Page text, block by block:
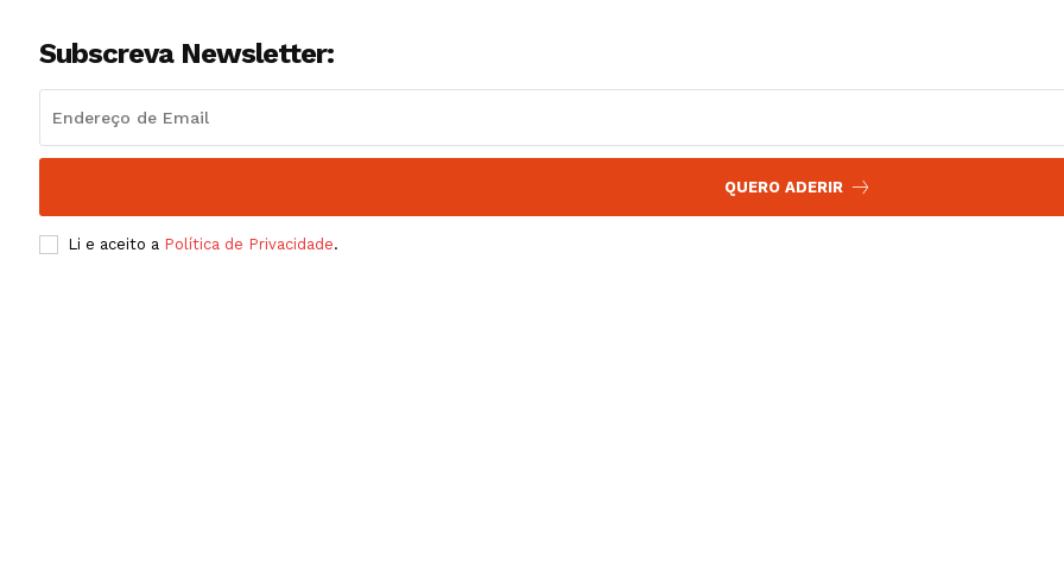
Subscreva Newsletter:
QUERO ADERIR
Li e aceito a Política de Privacidade.